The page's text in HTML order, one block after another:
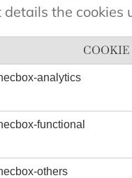
the cookies
COOKIE
analytics
functional
others